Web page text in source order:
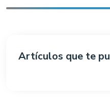
Artículos que te